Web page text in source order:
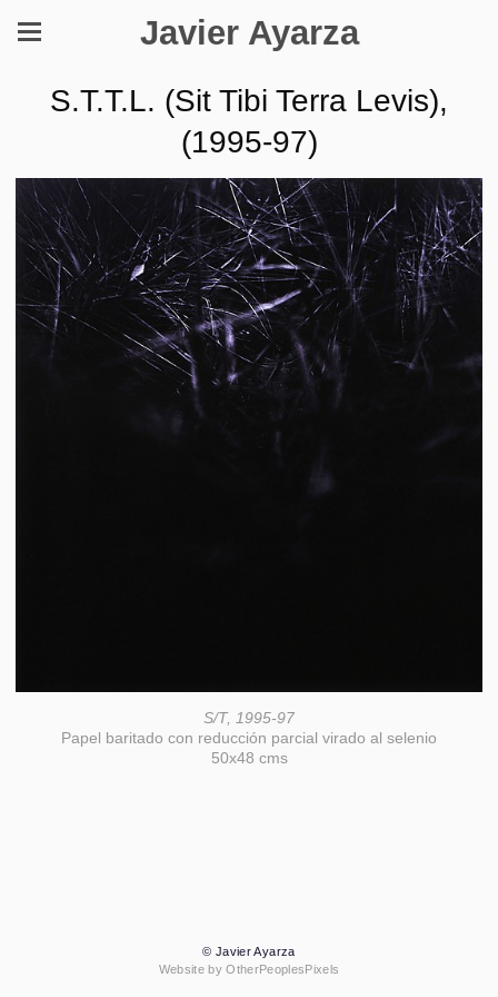
Javier Ayarza
S.T.T.L. (Sit Tibi Terra Levis),
(1995-97)
S/T, 1995-97
Papel baritado con reducción parcial virado al selenio
50x48 cms
© Javier Ayarza
Website by OtherPeoplesPixels